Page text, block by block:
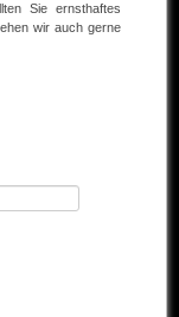
Sie ernsthaftes
wir auch gerne